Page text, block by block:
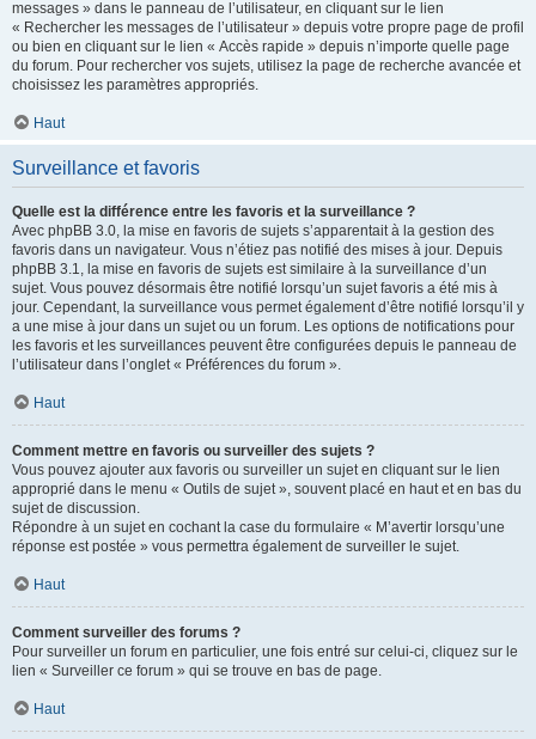
messages » dans le panneau de l’utilisateur, en cliquant sur le lien
« Rechercher les messages de l’utilisateur » depuis votre propre page de profil
ou bien en cliquant sur le lien « Accès rapide » depuis n’importe quelle page
du forum. Pour rechercher vos sujets, utilisez la page de recherche avancée et
choisissez les paramètres appropriés.
Haut
Surveillance et favoris
Quelle est la différence entre les favoris et la surveillance ?
Avec phpBB 3.0, la mise en favoris de sujets s’apparentait à la gestion des
favoris dans un navigateur. Vous n’étiez pas notifié des mises à jour. Depuis
phpBB 3.1, la mise en favoris de sujets est similaire à la surveillance d’un
sujet. Vous pouvez désormais être notifié lorsqu’un sujet favoris a été mis à
jour. Cependant, la surveillance vous permet également d’être notifié lorsqu’il y
a une mise à jour dans un sujet ou un forum. Les options de notifications pour
les favoris et les surveillances peuvent être configurées depuis le panneau de
l’utilisateur dans l’onglet « Préférences du forum ».
Haut
Comment mettre en favoris ou surveiller des sujets ?
Vous pouvez ajouter aux favoris ou surveiller un sujet en cliquant sur le lien
approprié dans le menu « Outils de sujet », souvent placé en haut et en bas du
sujet de discussion.
Répondre à un sujet en cochant la case du formulaire « M’avertir lorsqu’une
réponse est postée » vous permettra également de surveiller le sujet.
Haut
Comment surveiller des forums ?
Pour surveiller un forum en particulier, une fois entré sur celui-ci, cliquez sur le
lien « Surveiller ce forum » qui se trouve en bas de page.
Haut